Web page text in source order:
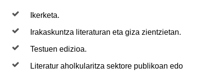
Ikerketa.
Irakaskuntza literaturan eta giza zientzietan.
Testuen edizioa.
Literatur aholkularitza sektore publikoan edo